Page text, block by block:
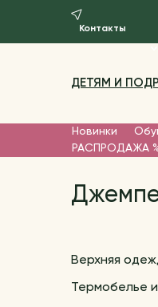
Контакты
ДЕТЯМ И
Новинки
РАСПРОДАЖА
Верхняя
Термобелье